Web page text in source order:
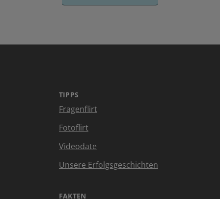
TIPPS
Fragenflirt
Fotoflirt
Videodate
Unsere Erfolgsgeschichten
FAKTEN